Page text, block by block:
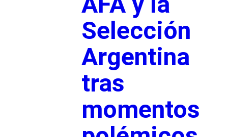
Selección
Argentina
tras
momentos